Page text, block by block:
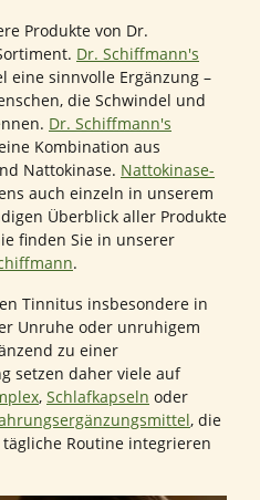
Produkte von Dr.
Dr. Schiffmann's
eine sinnvolle Ergänzung –
die Schwindel und
Dr. Schiffmann's
Kombination aus
Nattokinase. Nattokinase-
auch einzeln in unserem
Überblick aller Produkte
finden Sie in unserer
.
Tinnitus insbesondere in
Unruhe oder unruhigem
zu einer
setzen daher viele auf
, Schlafkapseln oder
, die
Routine integrieren